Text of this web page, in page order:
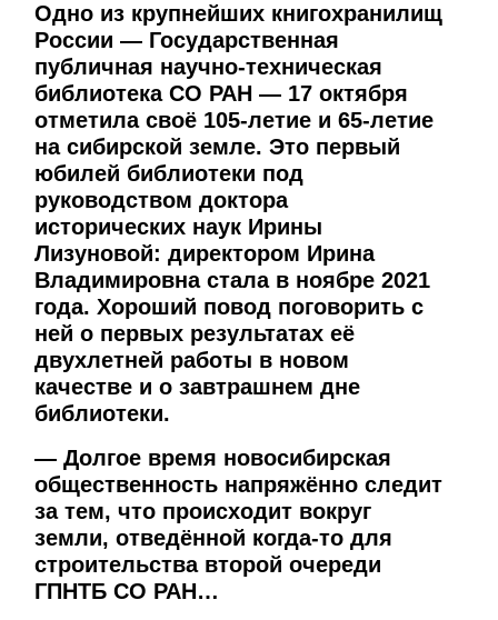
Одно из крупнейших книгохранилищ
России — Государственная
публичная научно-техническая
библиотека СО РАН — 17 октября
отметила своё 105-летие и 65-летие
на сибирской земле. Это первый
юбилей библиотеки под
руководством доктора
исторических наук Ирины
Лизуновой: директором Ирина
Владимировна стала в ноябре 2021
года. Хороший повод поговорить с
ней о первых результатах её
двухлетней работы в новом
качестве и о завтрашнем дне
библиотеки.
— Долгое время новосибирская
общественность напряжённо следит
за тем, что происходит вокруг
земли, отведённой когда-то для
строительства второй очереди
ГПНТБ СО РАН…